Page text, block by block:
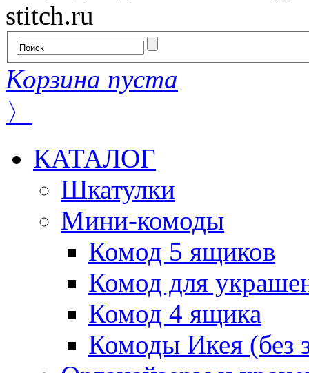
stitch.ru
Корзина пуста
〉
КАТАЛОГ
Шкатулки
Мини-комоды
Комод 5 ящиков
Комод для
Комод 4 ящика
Комоды Икея (без